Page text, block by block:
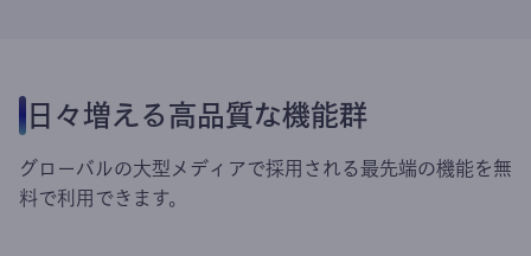
日々増える高品質な機能群
グローバルの大型メディアで採用される最先端の機能を無
料で利用できます。